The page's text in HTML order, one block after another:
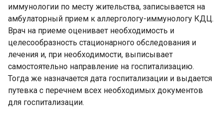
иммунологии по месту жительства, записывается на
амбулаторный прием к аллергологу-иммунологу КДЦ.
Врач на приеме оценивает необходимость и
целесообразность стационарного обследования и
лечения и, при необходимости, выписывает
самостоятельно направление на госпитализацию.
Тогда же назначается дата госпитализации и выдается
путевка с перечнем всех необходимых документов
для госпитализации.